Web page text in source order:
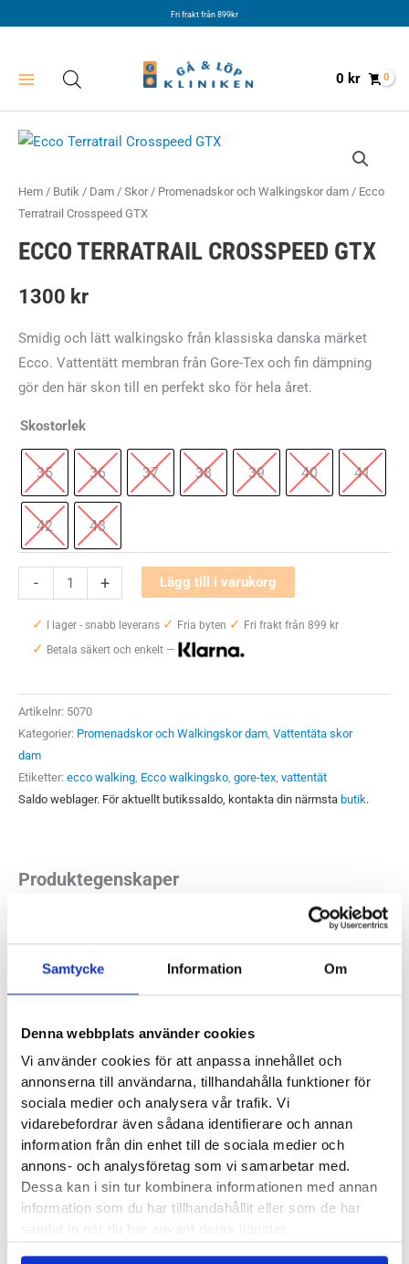
Samtycke Information Om
Denna webbplats använder cookies
Vi använder cookies för att anpassa innehållet och
annonserna till användarna, tillhandahålla funktioner för
sociala medier och analysera vår trafik. Vi
vidarebefordrar även sådana identifierare och annan
information från din enhet till de sociala medier och
annons- och analysföretag som vi samarbetar med.
Dessa kan i sin tur kombinera informationen med annan
information som du har tillhandahållit eller som de har
samlat in när du har använt deras tjänster.
Fri frakt från 899kr
0 kr
Hem / Butik / Dam / Skor/ Promenadskor och Walkingskor dam / Ecco
Terratrail Crosspeed GTX
ECCO TERRATRAIL CROSSPEED GTX
1300 kr
Smidig och lätt walkingsko från klassiska danska märket
Ecco. Vattentätt membran från Gore-Tex och fin dämpning
gör den här skon till en perfekt sko för hela året.
Skostorlek
35 36 37 38 39 40 41
42 43
-
Terratrail
Crosspeed
GTX
+ Lägg till i varukorg
✓ I lager - snabb leverans ✓ Fria byten ✓ Fri frakt från 899 kr
✓ Betala säkert och enkelt —
Artikelnr: 5070
Kategorier: Promenadskor och Walkingskor dam Vattentäta skor
dam
Etiketter: ecco walking Ecco walkingsko gore-tex vattentät
Saldo weblager. För aktuellt butikssaldo, kontakta din närmsta butik.
Produktegenskaper
Material:
Gore-Tex, syntet
ECCO
Danska Ecco harskor för alla årets alla dagar, dygnets alla
timmar. Den mer stilrena skon eller sandalen på jobbet,
promenadskon när du rör dig på fritiden, den vattentäta
kängan vid dagsturen på fjället eller i skogen. Aktiviteterna
kan variera men vi lovar att du kan finna en lämplig sko från